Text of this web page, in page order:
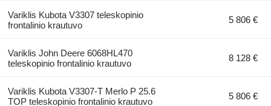
Variklis Kubota V3307 teleskopinio
frontalinio krautuvo
5 806 €
Variklis John Deere 6068HL470
teleskopinio frontalinio krautuvo
8 128 €
Variklis Kubota V3307-T Merlo P 25.6
TOP teleskopinio frontalinio krautuvo
5 806 €